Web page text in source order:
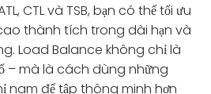
CTL và TSB, bạn có thể tối ưu
thành tích trong dài hạn và
Load Balance không chỉ là
– mà là cách dùng những
nam để tập thông minh hơn